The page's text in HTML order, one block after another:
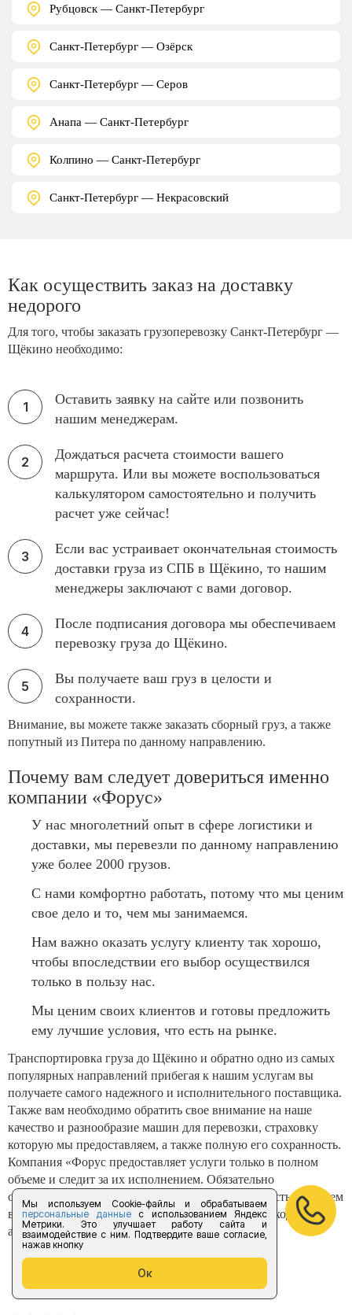
Мы используем Cookie-файлы и обрабатываем
персональные данныес использованием Яндекс
Метрики. Это улучшает работу сайта и
взаимодействие с ним. Подтвердите ваше согласие,
нажав кнопку
Ок
Рубцовск — Санкт-Петербург
Санкт-Петербург — Озёрск
Санкт-Петербург — Серов
Анапа — Санкт-Петербург
Колпино — Санкт-Петербург
Санкт-Петербург — Некрасовский
Как осуществить заказ на доставку
недорого
Для того, чтобы заказать грузоперевозку Санкт-Петербург —
Щёкино необходимо:
Оставить заявку на сайте или позвонить
нашим менеджерам.
Дождаться расчета стоимости вашего
маршрута. Или вы можете воспользоваться
калькулятором самостоятельно и получить
расчет уже сейчас!
Если вас устраивает окончательная стоимость
доставки груза из СПБ в Щёкино, то нашим
менеджеры заключают с вами договор.
После подписания договора мы обеспечиваем
перевозку груза до Щёкино.
Вы получаете ваш груз в целости и
сохранности.
Внимание, вы можете также заказать сборный груз, а также
попутный из Питера по данному направлению.
Почему вам следует довериться именно
компании «Форус»
У нас многолетний опыт в сфере логистики и
доставки, мы перевезли по данному направлению
уже более 2000 грузов.
С нами комфортно работать, потому что мы ценим
свое дело и то, чем мы занимаемся.
Нам важно оказать услугу клиенту так хорошо,
чтобы впоследствии его выбор осуществился
только в пользу нас.
Мы ценим своих клиентов и готовы предложить
ему лучшие условия, что есть на рынке.
Транспортировка груза до Щёкино и обратно одно из самых
популярных направлений прибегая к нашим услугам вы
получаете самого надежного и исполнительного поставщика.
Также вам необходимо обратить свое внимание на наше
качество и разнообразие машин для перевозки, страховку
которую мы предоставляем, а также полную его сохранность.
Компания «Форус предоставляет услуги только в полном
объеме и следит за их исполнением. Обязательно
обращайтесь к нам за грузоперевозкой, мы с радостью окажем
вам лучшую и самую быструю перевозку до необходимого
адреса.
Отзывы